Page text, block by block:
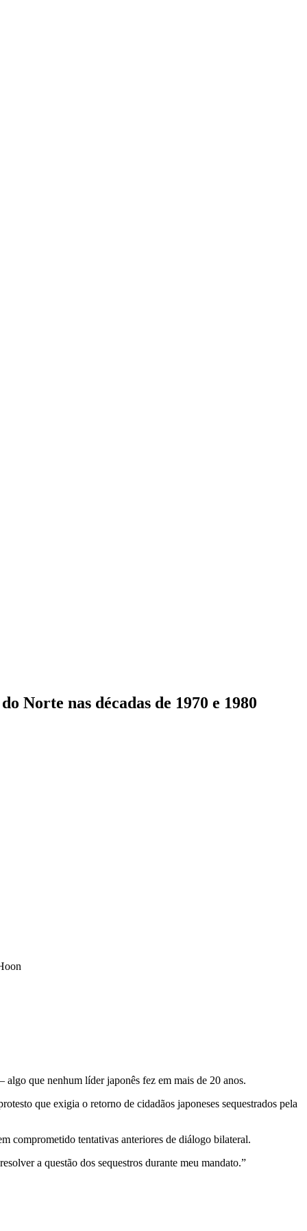
Norte nas décadas de 1970 e 1980
que nenhum líder japonês fez em mais de 20 anos.
que exigia o retorno de cidadãos japoneses sequestrados pela
comprometido tentativas anteriores de diálogo bilateral.
a questão dos sequestros durante meu mandato.”